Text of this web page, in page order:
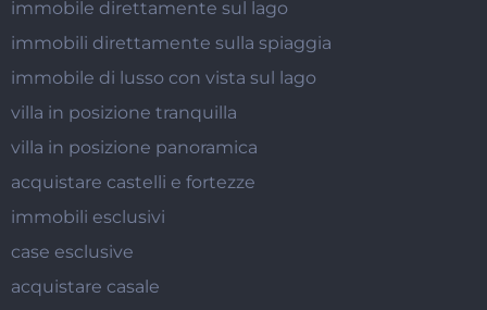
immobile direttamente sul lago
immobili direttamente sulla spiaggia
immobile di lusso con vista sul lago
villa in posizione tranquilla
villa in posizione panoramica
acquistare castelli e fortezze
immobili esclusivi
case esclusive
acquistare casale